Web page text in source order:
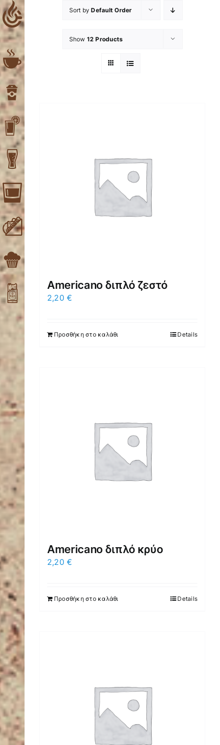
Skip
to
content
Sort byDefault Order
Show 12 Products
Americano διπλό ζεστό
2,20€
Προσθήκη στο καλάθι Details
Americano διπλό κρύο
2,20€
Προσθήκη στο καλάθι Details